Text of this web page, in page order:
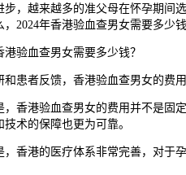
越来越多的准父母在怀孕期间选
2024年香港验血查男女需要多少
验血查男女需要多少钱？
者反馈，香港验血查男女的费用
港验血查男女的费用并不是固定
术的保障也更为可靠。
港的医疗体系非常完善，对于孕